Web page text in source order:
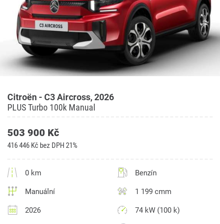
Citroën - C3 Aircross, 2026
PLUS Turbo 100k Manual
503 900 Kč
416 446 Kč bez DPH 21%
0 km Benzín
Manuální 1 199 cmm
2026 74 kW (100 k)